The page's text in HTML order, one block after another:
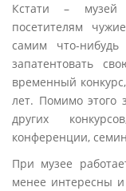
Кстати – музей
посетителям
самим что-
запатентовать
временный
лет. Помимо этого
других
конференции,
При музее
менее интересны